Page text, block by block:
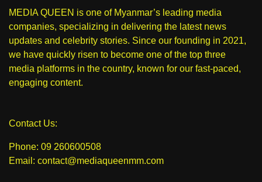
MEDIA QUEEN is one of Myanmar’s leading media
companies, specializing in delivering the latest news
updates and celebrity stories. Since our founding in 2021,
we have quickly risen to become one of the top three
media platforms in the country, known for our fast-paced,
engaging content.
Contact Us:
Phone: 09 260600508
Email: contact@mediaqueenmm.com